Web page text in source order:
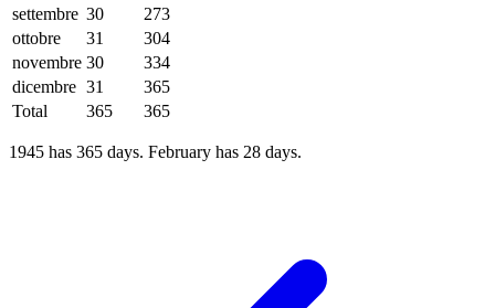
settembre 30
273
ottobre
31
304
novembre 30
334
dicembre 31
365
Total
365 365
1945 has 365 days. February has 28 days.